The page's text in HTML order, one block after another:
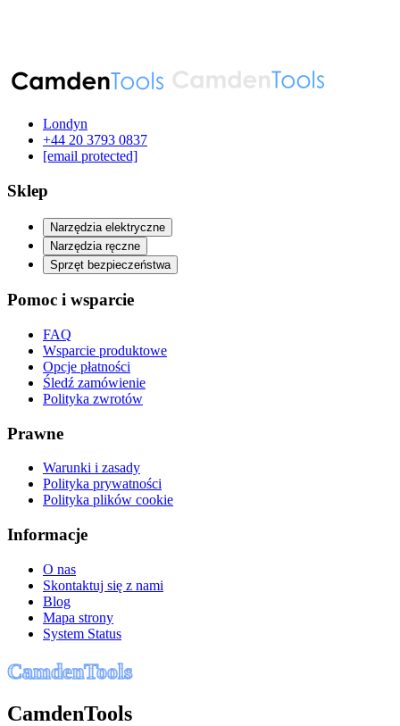
Londyn
‪+44 20 3793 0837‬
[email protected]
Sklep
Narzędzia elektryczne
Narzędzia ręczne
Sprzęt bezpieczeństwa
Pomoc i wsparcie
FAQ
Wsparcie produktowe
Opcje płatności
Śledź zamówienie
Polityka zwrotów
Prawne
Warunki i zasady
Polityka prywatności
Polityka plików cookie
Informacje
O nas
Skontaktuj się z nami
Blog
Mapa strony
System Status
CamdenTools
CamdenTools